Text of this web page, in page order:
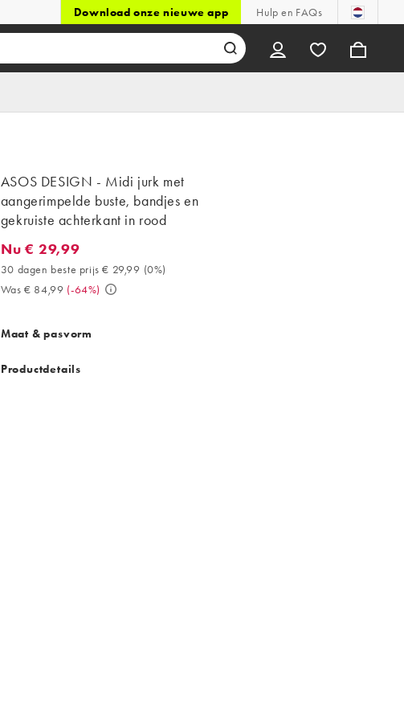
Download onze nieuwe app Hulp en FAQs
ASOS DESIGN - Midi jurk met
aangerimpelde buste, bandjes en
gekruiste achterkant in rood
Nu € 29,99. 30 dagen beste prijs € 29,99 (0%). Was € 84,99. (-64%)
Nu € 29,99
30 dagen beste prijs € 29,99 (0%)
Was € 84,99 (-64%)
Maat & pasvorm
Productdetails